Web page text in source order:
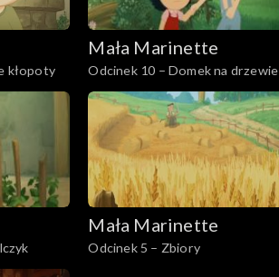
kłopoty
Mała Marinette
Odcinek 10 – Domek na drzewie
Mała Marinette
Odcinek 5 – Zbiory